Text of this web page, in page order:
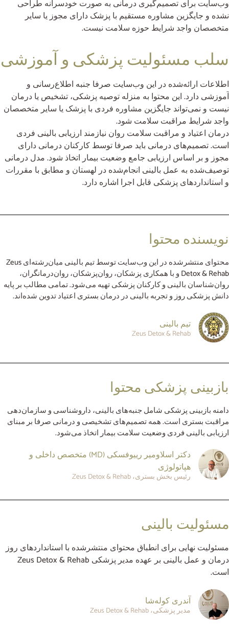
وب‌سایت برای تصمیم‌گیری درمانی به صورت خودسرانه طراحی
نشده و جایگزین مشاوره مستقیم با پزشک دارای مجوز یا سایر
متخصصان واجد شرایط حوزه سلامت نیست.
سلب مسئولیت پزشکی و آموزشی
اطلاعات ارائه‌شده در این وب‌سایت صرفا جنبه اطلاع‌رسانی و
آموزشی دارد. این محتوا به منزله توصیه پزشکی، تشخیص یا درمان
نیست و نمی‌تواند جایگزین مشاوره فردی با پزشک یا سایر متخصصان
واجد شرایط مراقبت سلامت شود.
درمان اعتیاد و مراقبت سلامت روان نیازمند ارزیابی بالینی فردی
است. تصمیم‌های درمانی باید صرفا توسط کارکنان درمانی دارای
مجوز و بر اساس ارزیابی جامع وضعیت بیمار اتخاذ شود. مدل درمانی
توصیف‌شده به عمل بالینی انجام‌شده در لهستان و مطابق با مقررات
و استانداردهای پزشکی قابل اجرا اشاره دارد.
نویسنده محتوا
محتوای منتشرشده در این وب‌سایت توسط تیم بالینی میان‌رشته‌ای Zeus
Detox & Rehab و با همکاری پزشکان، روان‌پزشکان، روان‌درمانگران،
روان‌شناسان بالینی و کارکنان پزشکی تهیه می‌شود. تمامی مطالب بر پایه
دانش پزشکی روز و تجربه بالینی در درمان بستری اعتیاد تدوین شده‌اند.
تیم بالینی
Zeus Detox & Rehab
بازبینی پزشکی محتوا
دامنه بازبینی پزشکی شامل جنبه‌های بالینی، داروشناسی و سازمان‌دهی
مراقبت بستری است. همه تصمیم‌های تشخیصی و درمانی صرفا بر مبنای
ارزیابی بالینی فردی وضعیت سلامت بیمار اتخاذ می‌شود.
دکتر اسلاومیر رییوفسکی (MD) متخصص داخلی و
هپاتولوژی
رئیس بخش بستری، Zeus Detox & Rehab
مسئولیت بالینی
مسئولیت نهایی برای انطباق محتوای منتشرشده با استانداردهای روز
درمان و عمل بالینی بر عهده مدیر پزشکی Zeus Detox & Rehab
است.
آندری کوله‌شا
مدیر پزشکی، Zeus Detox & Rehab